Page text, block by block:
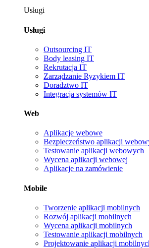
Usługi
Usługi
Outsourcing IT
Body leasing IT
Rekrutacja IT
Zarządzanie Ryzykiem IT
Doradztwo IT
Integracja systemów IT
Web
Aplikacje webowe
Bezpieczeństwo aplikacji
Testowanie aplikacji webowych
Wycena aplikacji webowej
Aplikacje na zamówienie
Mobile
Tworzenie aplikacji mobilnych
Rozwój aplikacji mobilnych
Wycena aplikacji mobilnych
Testowanie aplikacji mobilnych
Projektowanie aplikacji